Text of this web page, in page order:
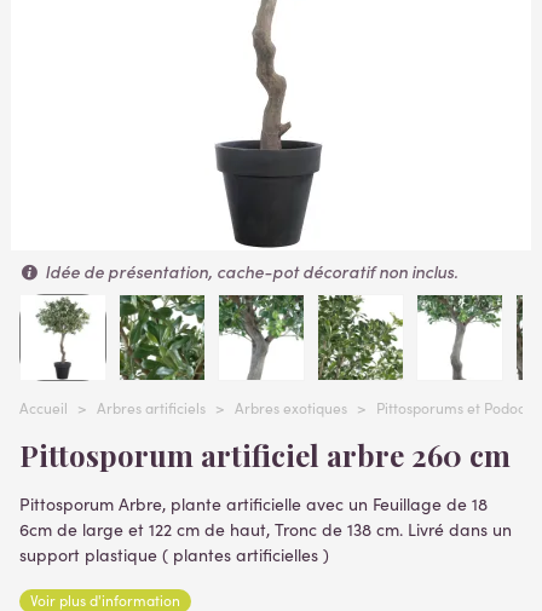
Idée de présentation, cache-pot décoratif non inclus.
Accueil > Arbres artificiels > Arbres exotiques > Pittosporums et
Pittosporum artificiel arbre 260 cm
Pittosporum Arbre, plante artificielle avec un Feuillage de 18
6cm de large et 122 cm de haut, Tronc de 138 cm. Livré dans un
support plastique ( plantes artificielles )
Voir plus d'information